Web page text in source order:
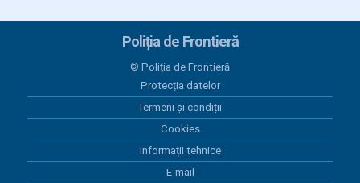
Poliția de Frontieră
© Poliția de Frontieră
Protecția datelor
Termeni și condiții
Cookies
Informații tehnice
E-mail